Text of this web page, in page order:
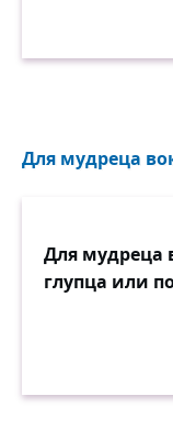
Для мудреца
Для мудреца
глупца или